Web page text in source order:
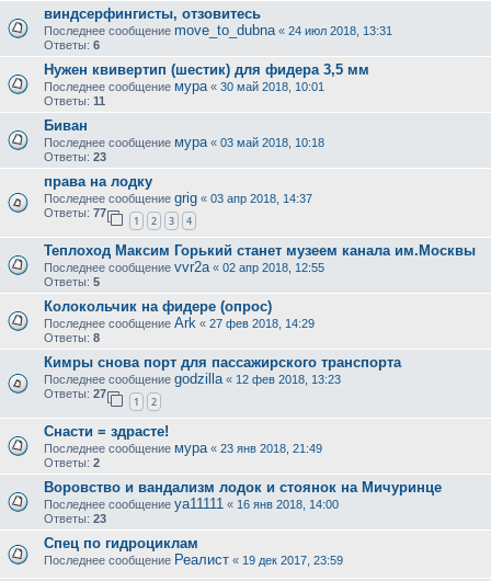
виндсерфингисты, отзовитесь
Последнее сообщение move_to_dubna« 24 июл 2018, 13:31
Ответы: 6
Нужен квивертип (шестик) для фидера 3,5 мм
Последнее сообщение мура« 30 май 2018, 10:01
Ответы: 11
Биван
Последнее сообщение мура« 03 май 2018, 10:18
Ответы: 23
права на лодку
Последнее сообщение grig « 03 апр 2018, 14:37
Ответы: 77
1 2 3 4
Теплоход Максим Горький станет музеем канала им.Москвы
Последнее сообщение vvr2a « 02 апр 2018, 12:55
Ответы: 5
Колокольчик на фидере (опрос)
Последнее сообщение Ark « 27 фев 2018, 14:29
Ответы: 8
Кимры снова порт для пассажирского транспорта
Последнее сообщение godzilla « 12 фев 2018, 13:23
Ответы: 27
1 2
Снасти = здрасте!
Последнее сообщение мура « 23 янв 2018, 21:49
Ответы: 2
Воровство и вандализм лодок и стоянок на Мичуринце
Последнее сообщение ya11111 « 16 янв 2018, 14:00
Ответы: 23
Спец по гидроциклам
Последнее сообщение Реалист « 19 дек 2017, 23:59